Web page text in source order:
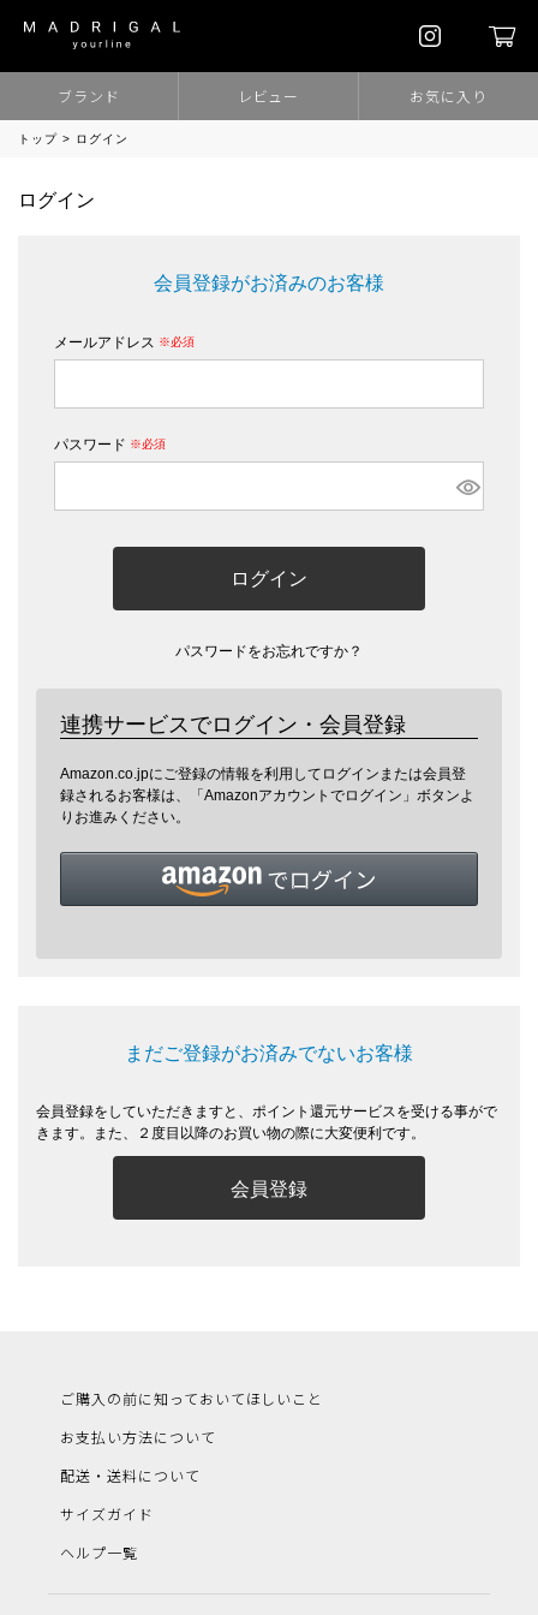
ブランド レビュー お気に入り
トップ ログイン
ログイン
会員登録がお済みのお客様
メールアドレス
(必須)
パスワード
(必須)
ログイン
パスワードをお忘れですか？
連携サービスでログイン・会員登録
Amazon.co.jpにご登録の情報を利用してログインまたは会員登
録されるお客様は、「Amazonアカウントでログイン」ボタンよ
りお進みください。
まだご登録がお済みでないお客様
会員登録をしていただきますと、ポイント還元サービスを受ける事がで
きます。また、２度目以降のお買い物の際に大変便利です。
会員登録
ご購入の前に知っておいてほしいこと
お支払い方法について
配送・送料について
サイズガイド
ヘルプ一覧